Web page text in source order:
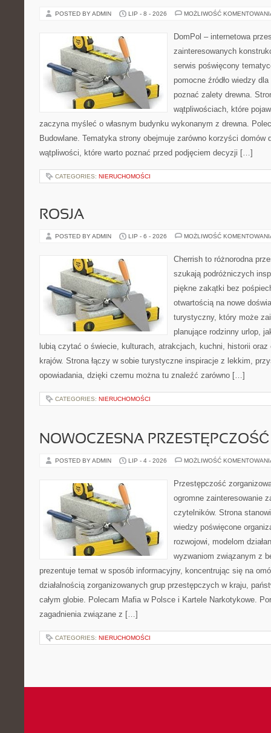
POSTED BY ADMIN LIP - 8 - 2026 MOŻLIWOŚĆ
DomPol – internetowa
zainteresowanych
serwis poświęcony
pomocne źródło wiedzy
poznać zalety drewna.
wątpliwościach, które
zaczyna myśleć o własnym budynku wykonanym z drewna.
Budowlane. Tematyka strony obejmuje zarówno korzyści domów
wątpliwości, które warto poznać przed podjęciem decyzji […]
CATEGORIES: NIERUCHOMOŚCI
ROSJA
POSTED BY ADMIN LIP - 6 - 2026 MOŻLIWOŚĆ
Cherrish to różnorodna
szukają podróżniczych
piękne zakątki bez
otwartością na nowe
turystyczny, który może
planujące rodzinny urlop,
lubią czytać o świecie, kulturach, atrakcjach, kuchni, historii
krajów. Strona łączy w sobie turystyczne inspiracje z lekkim,
opowiadania, dzięki czemu można tu znaleźć zarówno […]
CATEGORIES: NIERUCHOMOŚCI
NOWOCZESNA PRZESTĘPCZOŚĆ
POSTED BY ADMIN LIP - 4 - 2026 MOŻLIWOŚĆ
Przestępczość
ogromne zainteresowanie
czytelników. Strona
wiedzy poświęcone
rozwojowi, modelom
wyzwaniom związanym z
prezentuje temat w sposób informacyjny, koncentrując się na
działalnością zorganizowanych grup przestępczych w kraju,
całym globie. Polecam Mafia w Polsce i Kartele Narkotykowe.
zagadnienia związane z […]
CATEGORIES: NIERUCHOMOŚCI